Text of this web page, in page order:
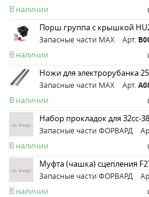
В наличии
Порш.группа с крышкой
Запасные части MAX Арт.
В наличии
Ножи для электрорубанка
Запасные части MAX Арт.
В наличии
Набор прокладок для 32сс-
Запасные части ФОРВАРД
В наличии
Муфта (чашка) сцепления
Запасные части ФОРВАРД
В наличии